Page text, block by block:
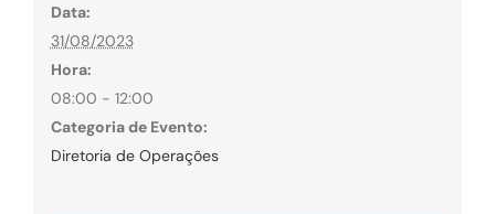
Data:
31/08/2023
Hora:
08:00 - 12:00
Categoria de Evento:
Diretoria de Operações